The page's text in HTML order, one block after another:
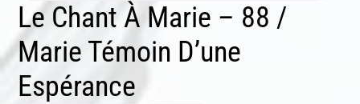
Le Chant À Marie – 88 /
Marie Témoin D’une
Espérance